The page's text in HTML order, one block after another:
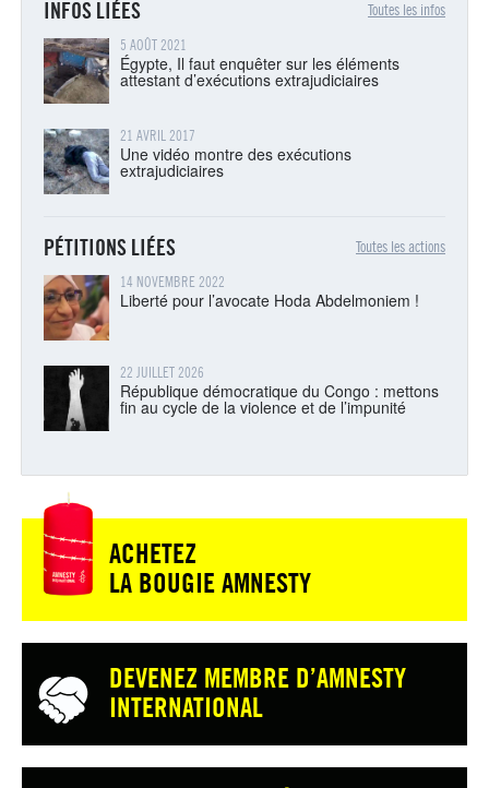
Toutes les infos
INFOS LIÉES
5 AOÛT 2021
Égypte, Il faut enquêter sur les éléments
attestant d’exécutions extrajudiciaires
21 AVRIL 2017
Une vidéo montre des exécutions
extrajudiciaires
Toutes les actions
PÉTITIONS LIÉES
14 NOVEMBRE 2022
Liberté pour l’avocate Hoda Abdelmoniem !
22 JUILLET 2026
République démocratique du Congo : mettons
fin au cycle de la violence et de l’impunité
ACHETEZ
LA BOUGIE AMNESTY
DEVENEZ MEMBRE D’AMNESTY
INTERNATIONAL